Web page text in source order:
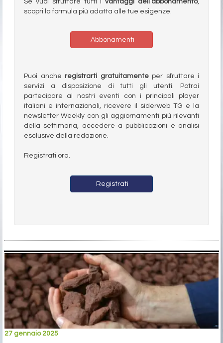
Se vuoi sfruttare tutti ivantaggi dell’abbonamento,
scopri la formula più adatta alle tue esigenze.
Abbonamenti
Puoi anche registrarti gratuitamenteper sfruttare i
servizi a disposizione di tutti gli utenti. Potrai
partecipare ai nostri eventi con i principali player
italiani e internazionali, ricevere il siderweb TG e la
newsletter Weekly con gli aggiornamenti più rilevanti
della settimana, accedere a pubblicazioni e analisi
esclusive della redazione.
Registrati ora.
Registrati
27 gennaio 2025